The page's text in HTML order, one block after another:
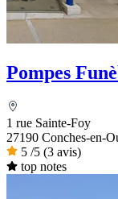
Pompes
1 rue Sainte-Foy
27190 Conches-en-
5 /5 (3 avis)
top notes